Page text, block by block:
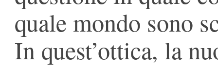
quale mondo sono
In quest’ottica, la